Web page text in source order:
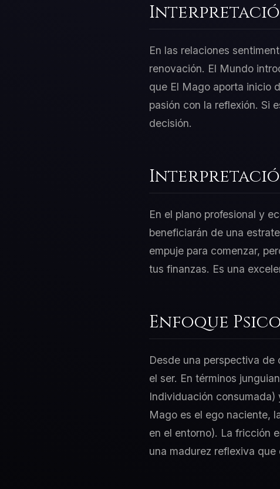
En las relaciones
renovación. El Mundo
que El Mago aporta inicio
pasión con la reflexión. Si
decisión.
En el plano profesional y
beneficiarán de una
empuje para comenzar,
tus finanzas. Es una
Enfoque
Desde una perspectiva
el ser. En términos
Individuación
Mago es el ego naciente,
en el entorno). La fricción
una madurez reflexiva